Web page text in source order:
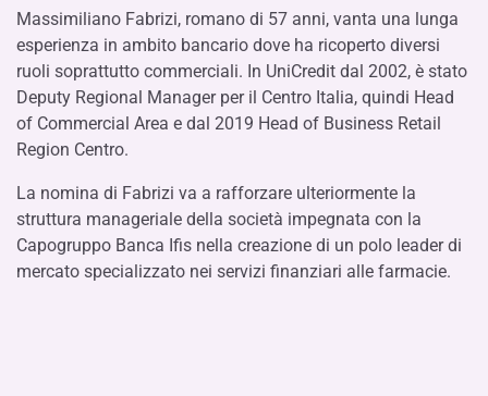
Massimiliano Fabrizi, romano di 57 anni, vanta una lunga
esperienza in ambito bancario dove ha ricoperto diversi
ruoli soprattutto commerciali. In UniCredit dal 2002, è stato
Deputy Regional Manager per il Centro Italia, quindi Head
of Commercial Area e dal 2019 Head of Business Retail
Region Centro.
La nomina di Fabrizi va a rafforzare ulteriormente la
struttura manageriale della società impegnata con la
Capogruppo Banca Ifis nella creazione di un polo leader di
mercato specializzato nei servizi finanziari alle farmacie.